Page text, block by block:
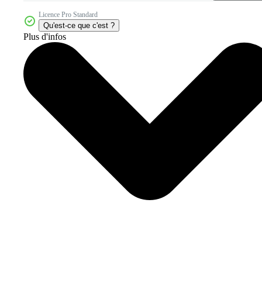
Licence Pro Standard
Qu'est-ce que c'est ?
Plus d'infos